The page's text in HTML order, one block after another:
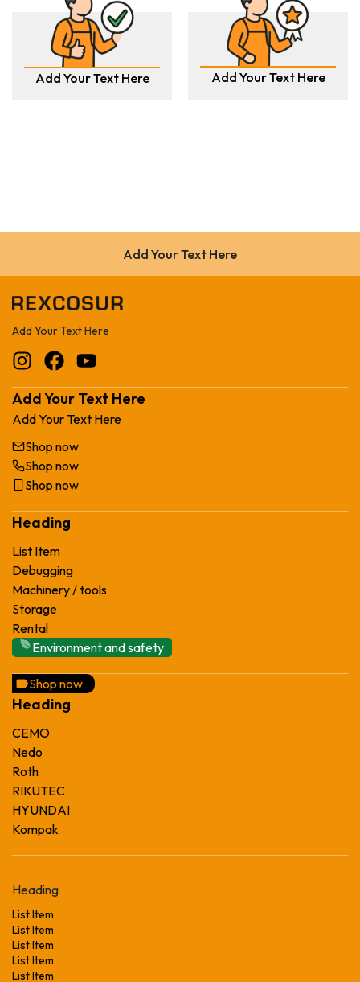
Add Your Text Here Add Your Text Here
Add Your Text Here
Add Your Text Here
Add Your Text Here
Add Your Text Here
Shop now
Shop now
Shop now
Heading
List Item
Debugging
Machinery / tools
Storage
Rental
Environment and safety
Shop now
Heading
CEMO
Nedo
Roth
RIKUTEC
HYUNDAI
Kompak
Heading
List Item
List Item
List Item
List Item
List Item